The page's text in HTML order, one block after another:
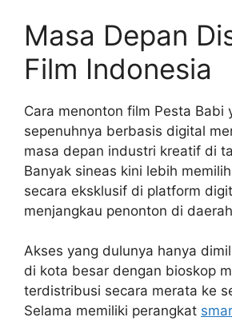
Masa Depan
Film Indonesia
Cara menonton film Pesta Babi
sepenuhnya berbasis digital
masa depan industri kreatif di
Banyak sineas kini lebih
secara eksklusif di platform
menjangkau penonton di
Akses yang dulunya hanya
di kota besar dengan bioskop
terdistribusi secara merata ke
Selama memiliki perangkat